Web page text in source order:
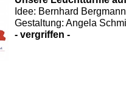
Idee: Bernhard Bergmann
Gestaltung: Angela
- vergriffen -